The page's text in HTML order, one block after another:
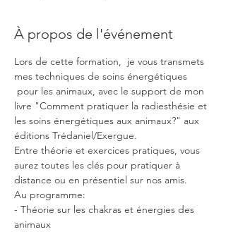
À propos de l'événement
Lors de cette formation,  je vous transmets
mes techniques de soins énergétiques
pour les animaux, avec le support de mon
livre "Comment pratiquer la radiesthésie et
les soins énergétiques aux animaux?" aux
éditions Trédaniel/Exergue.
Entre théorie et exercices pratiques, vous
aurez toutes les clés pour pratiquer à
distance ou en présentiel sur nos amis.
Au programme:
- Théorie sur les chakras et énergies des
animaux